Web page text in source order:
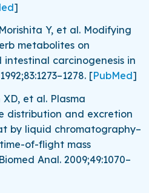
]
Y, et al. Modifying
metabolites on
carcinogenesis in
1992;83:1273–1278. [PubMed]
XD, et al. Plasma
distribution and excretion
by liquid chromatography–
of-flight mass
Anal. 2009;49:1070–